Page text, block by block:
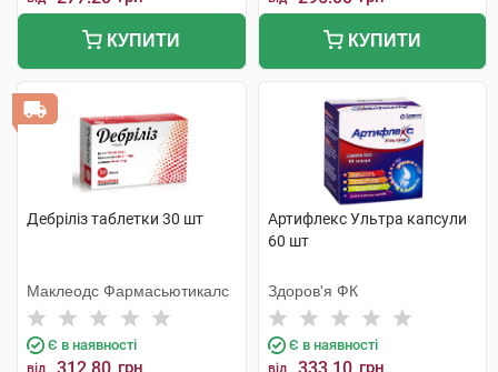
КУПИТИ КУПИТИ
Дебріліз таблетки 30 шт
Маклеодс Фармасьютикалс
Є в наявності
від грн
Артифлекс Ультра капсули
60 шт
Здоров'я ФК
Є в наявності
від грн